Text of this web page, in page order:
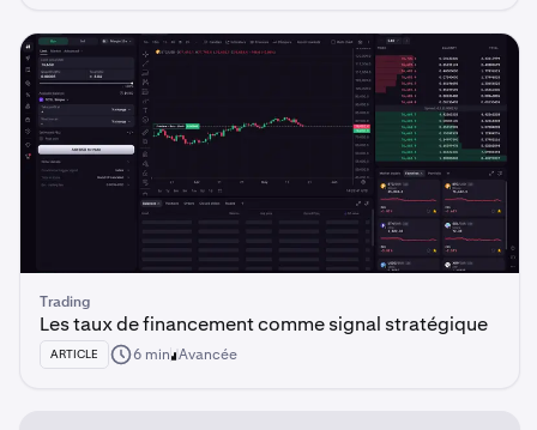
Trading
Les taux de financement comme signal stratégique
ARTICLE 6 min Avancée